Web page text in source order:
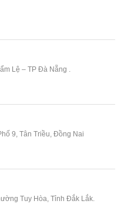
Lệ – TP Đà Nẵng .
9, Tân Triều, Đồng Nai
Tuy Hòa, Tỉnh Đắk Lắk.